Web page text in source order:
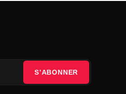
S’ABONNER